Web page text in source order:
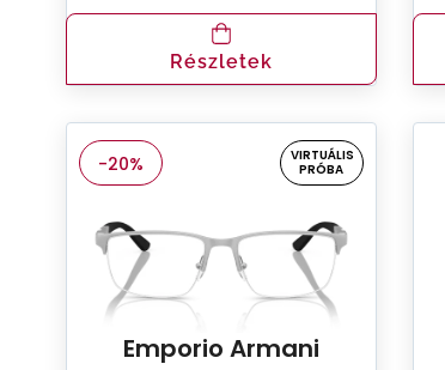
Részletek
-20%
VIRTUÁLIS
PRÓBA
Emporio Armani